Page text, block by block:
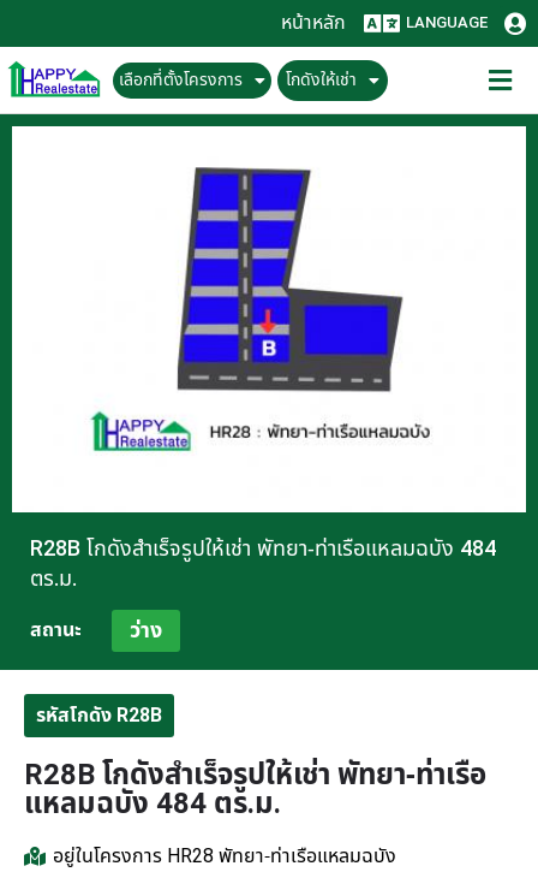
หน้าหลัก LANGUAGE
เลือกที่ตั้งโครงการ โกดังให้เช่า
R28B โกดังสำเร็จรูปให้เช่า พัทยา-ท่าเรือแหลมฉบัง 484
ตร.ม.
สถานะ ว่าง
รหัสโกดัง R28B
R28B โกดังสำเร็จรูปให้เช่า พัทยา-ท่าเรือ
แหลมฉบัง 484 ตร.ม.
อยู่ในโครงการ HR28 พัทยา-ท่าเรือแหลมฉบัง